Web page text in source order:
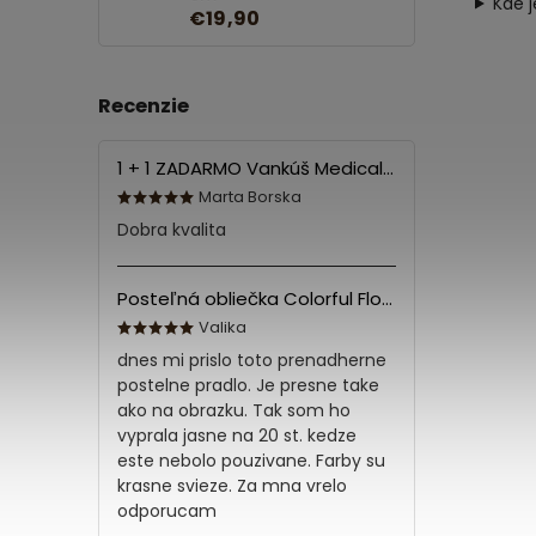
€19,90
Recenzie
1 + 1 ZADARMO Vankúš Medical 70x90 cm
Marta Borska
Dobra kvalita
Posteľná obliečka Colorful Flowers Modrá 140x200/70x90 cm
Valika
dnes mi prislo toto prenadherne
postelne pradlo. Je presne take
ako na obrazku. Tak som ho
vyprala jasne na 20 st. kedze
este nebolo pouzivane. Farby su
krasne svieze. Za mna vrelo
odporucam